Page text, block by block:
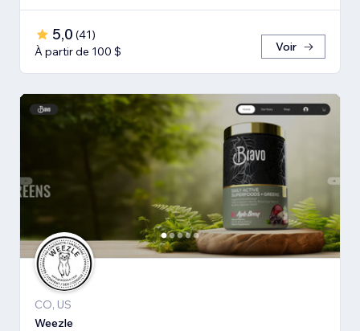
5,0 (41)
À partir de 100 $
Voir
CO, US
Weezle